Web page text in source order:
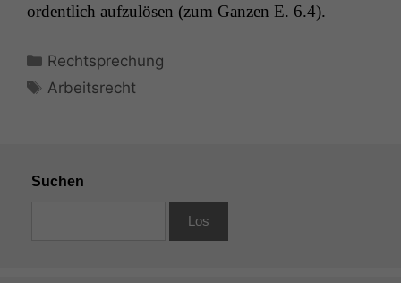
ordentlich aufzulösen (zum Ganzen E. 6.4).
Kategorien
Rechtsprechung
Schlagwörter
Arbeitsrecht
Suchen